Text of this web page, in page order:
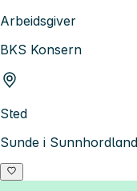
Arbeidsgiver
BKS Konsern
Sted
Sunde i Sunnhordland